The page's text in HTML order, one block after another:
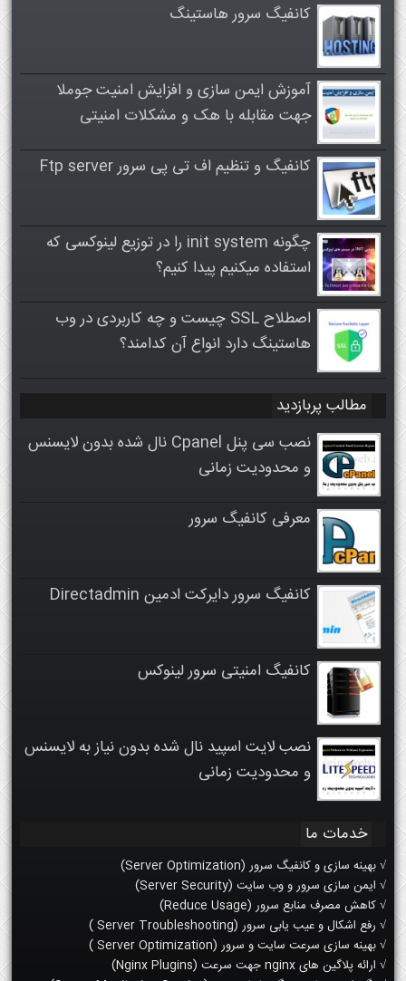
کانفیگ سرور هاستینگ
آموزش ایمن سازی و افزایش امنیت جوملا
جهت مقابله با هک و مشکلات امنیتی
کانفیگ و تنظیم اف تی پی سرور Ftp server
چگونه init system را در توزیع لینوکسی که
استفاده میکنیم پیدا کنیم؟
اصطلاح SSL چیست و چه کاربردی در وب
هاستینگ دارد انواع آن کدامند؟
مطالب پربازدید
نصب سی پنل Cpanel نال شده بدون لایسنس
و محدودیت زمانی
معرفی کانفیگ سرور
کانفیگ سرور دایرکت ادمین Directadmin
کانفیگ امنیتی سرور لینوکس
نصب لایت اسپید نال شده بدون نیاز به لایسنس
و محدودیت زمانی
خدمات ما
√ بهینه سازی و کانفیگ سرور (Server Optimization)
√ ایمن سازی سرور و وب سایت (Server Security)
√ کاهش مصرف منابع سرور (Reduce Usage)
√ رفع اشکال و عیب یابی سرور (Server Troubleshooting )
√ بهینه سازی سرعت سایت و سرور (Server Optimization )
√ ارائه پلاگین های nginx جهت سرعت (Nginx Plugins)